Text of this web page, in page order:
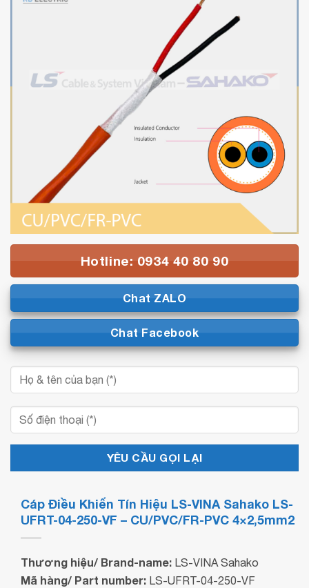
Hotline: 0934 40 80 90
Chat ZALO
Chat Facebook
Cáp Điều Khiển Tín Hiệu LS-VINA Sahako LS-
UFRT-04-250-VF – CU/PVC/FR-PVC 4×2,5mm2
Thương hiệu/ Brand-name: LS-VINA Sahako
Mã hàng/ Part number: LS-UFRT-04-250-VF